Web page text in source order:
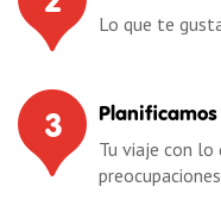
Lo que te
3 Planificamos
Tu viaje con lo